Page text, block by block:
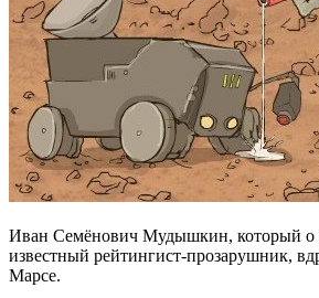
Иван Семёнович Мудышкин, который о
известный рейтингист-прозарушник,
Марсе.